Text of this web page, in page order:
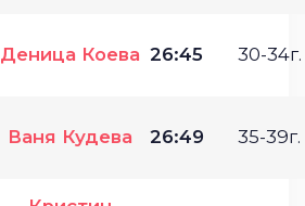
Деница Коева 26:45 30-34г.
Ваня Кудева 26:49 35-39г.